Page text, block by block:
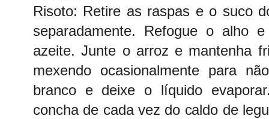
Risoto: Retire as raspas e o suco
separadamente. Refogue o alho
azeite. Junte o arroz e mantenha
mexendo ocasionalmente para
branco e deixe o líquido
concha de cada vez do caldo de